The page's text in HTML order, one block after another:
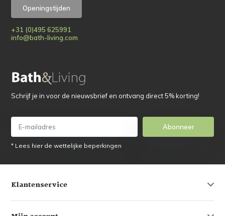
Openingstijden
+31 (0)495 625991
info@bath-living.com
Schrijf je in voor de nieuwsbrief en ontvang direct 5% korting!
Abonneer
* Lees hier de wettelijke beperkingen
Klantenservice